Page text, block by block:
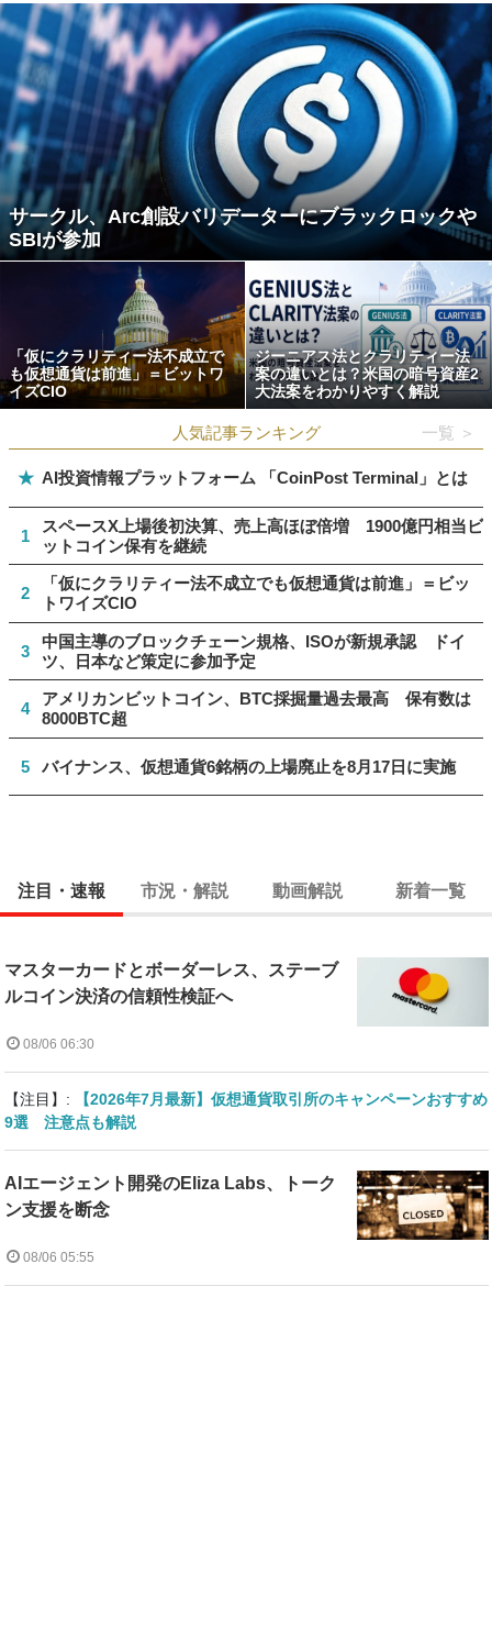
サークル、Arc創設バリデーターにブラックロックや
SBIが参加
「仮にクラリティー法不成立で
も仮想通貨は前進」＝ビットワ
イズCIO
ジーニアス法とクラリティー法
案の違いとは？米国の暗号資産2
大法案をわかりやすく解説
人気記事ランキング 一覧 ＞
★ AI投資情報プラットフォーム 「CoinPost Terminal」とは
1
スペースX上場後初決算、売上高ほぼ倍増 1900億円相当ビ
ットコイン保有を継続
2
「仮にクラリティー法不成立でも仮想通貨は前進」＝ビッ
トワイズCIO
3
中国主導のブロックチェーン規格、ISOが新規承認 ドイ
ツ、日本など策定に参加予定
4
アメリカンビットコイン、BTC採掘量過去最高 保有数は
8000BTC超
5 バイナンス、仮想通貨6銘柄の上場廃止を8月17日に実施
注目・速報 市況・解説 動画解説 新着一覧
マスターカードとボーダーレス、ステーブ
ルコイン決済の信頼性検証へ
08/06 06:30
【注目】:
【2026年7月最新】仮想通貨取引所のキャンペーンおすすめ
9選 注意点も解説
AIエージェント開発のEliza Labs、トーク
ン支援を断念
08/06 05:55